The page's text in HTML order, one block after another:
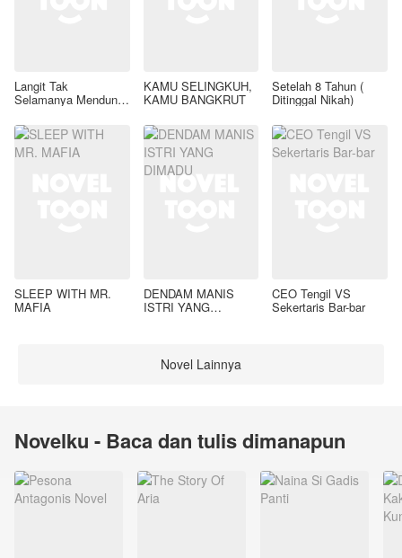
Langit Tak
Selamanya Mendung,
KAMU SELINGKUH,
KAMU BANGKRUT
Setelah 8 Tahun (
Ditinggal Nikah)
SLEEP WITH MR.
MAFIA
DENDAM MANIS
ISTRI YANG
CEO Tengil VS
Sekertaris Bar-bar
Novel Lainnya
Novelku - Baca dan tulis dimanapun